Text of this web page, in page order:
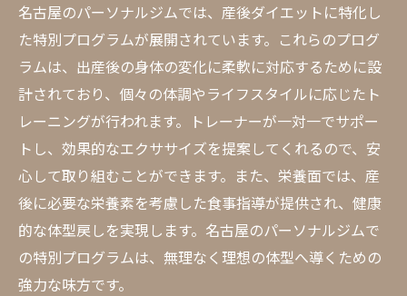
名古屋パーソナルジムでの成功するダイエ
ットの進め方
名古屋のジムを最大限に活用した産後ダイ
エット
名古屋での産後ダイエットを効果的にする
ための秘訣
産後ダイエットを加速する名古屋ジムの活
用法
名古屋のパーソナルジムでは、産後ダイエットに特化し
た特別プログラムが展開されています。これらのプログ
ラムは、出産後の身体の変化に柔軟に対応するために設
計されており、個々の体調やライフスタイルに応じたト
レーニングが行われます。トレーナーが一対一でサポー
トし、効果的なエクササイズを提案してくれるので、安
心して取り組むことができます。また、栄養面では、産
後に必要な栄養素を考慮した食事指導が提供され、健康
的な体型戻しを実現します。名古屋のパーソナルジムで
の特別プログラムは、無理なく理想の体型へ導くための
強力な味方です。